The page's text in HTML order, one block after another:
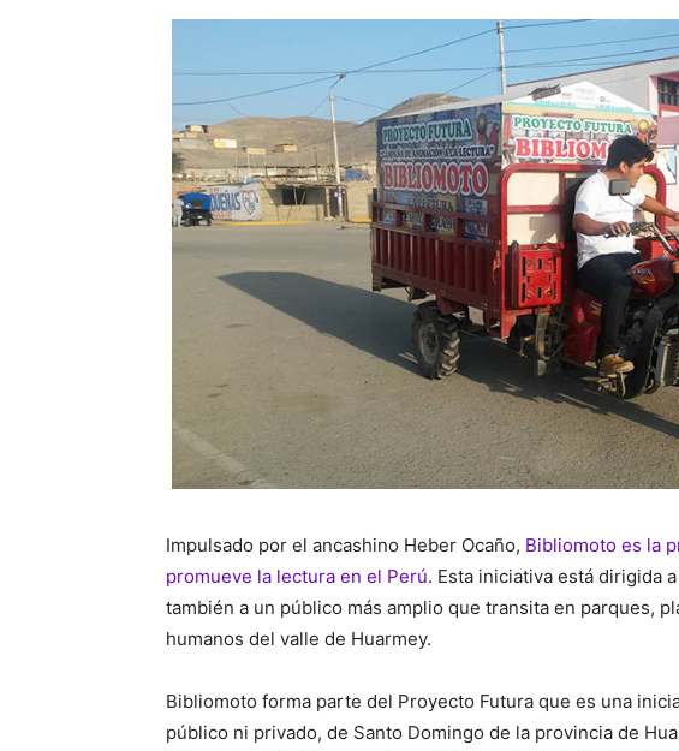
Impulsado por el ancashino Heber Ocaño, Bibliomoto es la
promueve la lectura en el Perú. Esta iniciativa está dirigida
también a un público más amplio que transita en parques,
humanos del valle de Huarmey.
Bibliomoto forma parte del Proyecto Futura que es una
público ni privado, de Santo Domingo de la provincia de